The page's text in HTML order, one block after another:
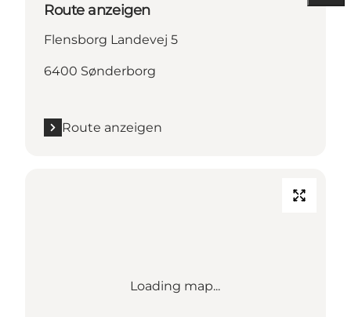
Route anzeigen
Flensborg Landevej 5
6400 Sønderborg
Route anzeigen
Loading map...